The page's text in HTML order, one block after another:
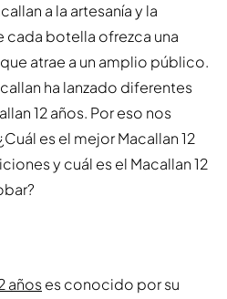
a la artesanía y la
cada botella ofrezca una
atrae a un amplio público.
ha lanzado diferentes
12 años. Por eso nos
es el mejor Macallan 12
y cuál es el Macallan 12
añoses conocido por su